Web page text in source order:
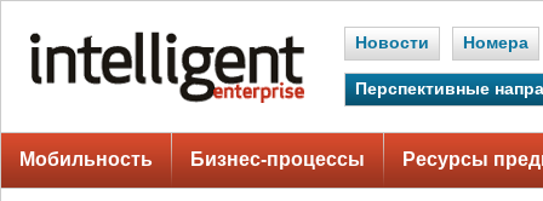
Новости Номера
Перспективные
Мобильность Бизнес-процессы Ресурсы